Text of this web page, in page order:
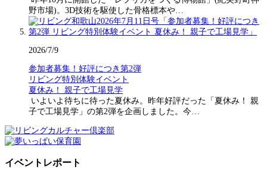
野市場)。3D技術を駆使した骨格標本や…
2026/7/9
参加者募集！好評につき第2弾
リビング特別体験イベント
夏休み！ 親子で工場見学
いよいよ待ちに待った夏休み。昨年好評だった「夏休み！ 親
子で工場見学」の第2弾を企画しました。今…
イベントレポート